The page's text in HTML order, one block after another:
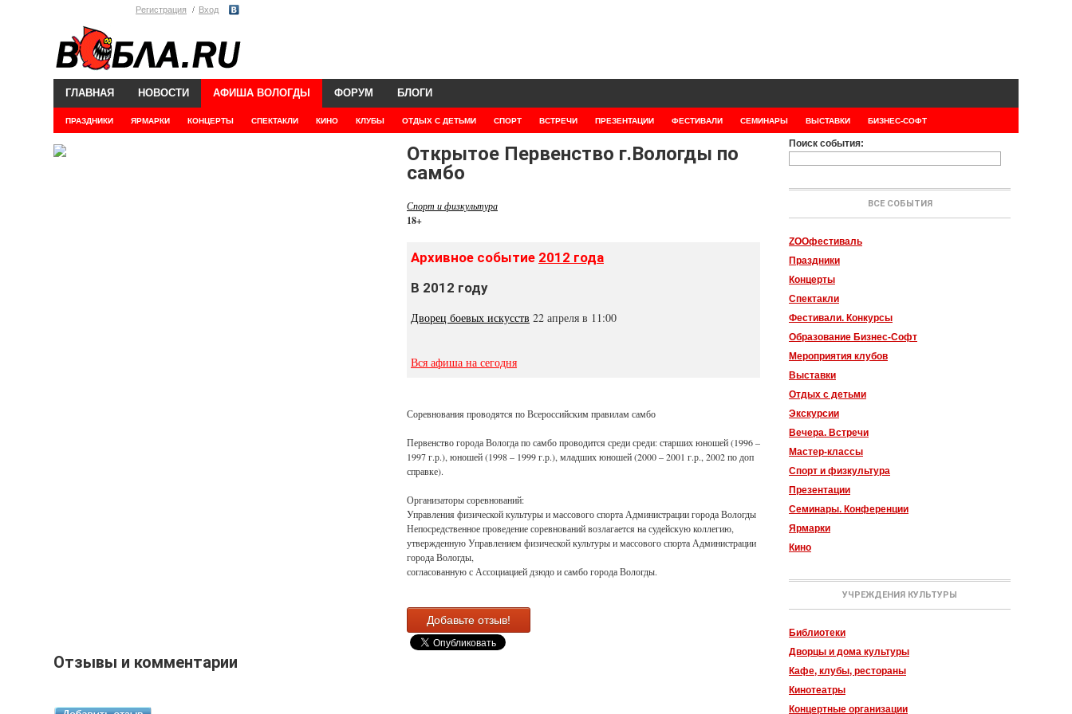
Регистрация Вход
ГЛАВНАЯ НОВОСТИ АФИША ВОЛОГДЫ
ПРАЗДНИКИ ЯРМАРКИ КОНЦЕРТЫ СПЕКТАКЛИ КИНО КЛУБЫ ОТДЫХ С ДЕТЬМИ СПОРТ ВСТРЕЧИ ПРЕЗЕНТАЦИИ ФЕСТИВАЛИ СЕМИНАРЫ ВЫСТАВКИ БИЗНЕС-СОФТ
ФОРУМ БЛОГИ
Открытое Первенство г.Вологды по
самбо
Спорт и физкультура
18+
Архивное событие 2012 года
В 2012 году
Дворец боевых искусств 22 апреля в 11:00
Вся афиша на сегодня
Соревнования проводятся по Всероссийским правилам самбо
Первенство города Вологда по самбо проводится среди среди: старших юношей (1996 –
1997 г.р.), юношей (1998 – 1999 г.р.), младших юношей (2000 – 2001 г.р., 2002 по доп
справке).
Организаторы соревнований:
Управления физической культуры и массового спорта Администрации города Вологды
Непосредственное проведение соревнований возлагается на судейскую коллегию,
утвержденную Управлением физической культуры и массового спорта Администрации
города Вологды,
согласованную с Ассоциацией дзюдо и самбо города Вологды.
Добавьте отзыв!
Отзывы и комментарии
Поиск события:
ВСЕ СОБЫТИЯ
ZOOфестиваль
Праздники
Концерты
Спектакли
Фестивали. Конкурсы
Образование Бизнес-Софт
Мероприятия клубов
Выставки
Отдых с детьми
Экскурсии
Вечера. Встречи
Мастер-классы
Спорт и физкультура
Презентации
Семинары. Конференции
Ярмарки
Кино
УЧРЕЖДЕНИЯ КУЛЬТУРЫ
Библиотеки
Дворцы и дома культуры
Кафе, клубы, рестораны
Кинотеатры
Концертные организации